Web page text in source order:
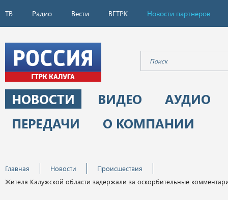
ТВ Радио Вести ВГТРК Новости партнёров
НОВОСТИ ВИДЕО
АУДИО
ПЕРЕДАЧИ
О КОМПАНИИ
Главная Новости
Происшествия
Жителя Калужской области задержали за оскорбительные